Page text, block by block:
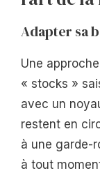
Adapter sa
Une
« stocks »
avec un
restent en
à une garde-
à tout